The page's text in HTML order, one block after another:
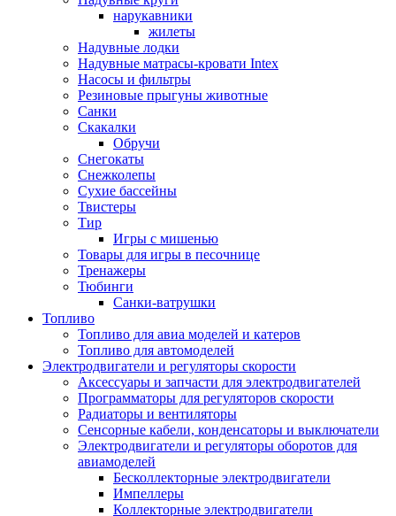
нарукавники
жилеты
Надувные лодки
Надувные матрасы-кровати Intex
Насосы и фильтры
Резиновые прыгуны животные
Санки
Скакалки
Обручи
Снегокаты
Снежколепы
Сухие бассейны
Твистеры
Тир
Игры с мишенью
Товары для игры в песочнице
Тренажеры
Тюбинги
Санки-ватрушки
Топливо
Топливо для авиа моделей и катеров
Топливо для автомоделей
Электродвигатели и регуляторы скорости
Аксессуары и запчасти для электродвигателей
Программаторы для регуляторов скорости
Радиаторы и вентиляторы
Сенсорные кабели, конденсаторы и выключатели
Электродвигатели и регуляторы оборотов для
авиамоделей
Бесколлекторные электродвигатели
Импеллеры
Коллекторные электродвигатели